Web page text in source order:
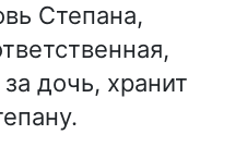
Степана,
дочь, хранит